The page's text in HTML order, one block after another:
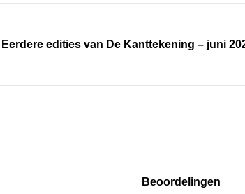
Eerdere edities van De Kanttekening – juni
Beoordelingen